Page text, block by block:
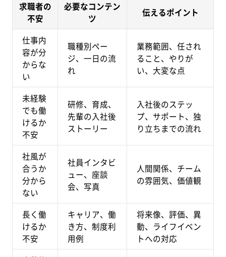
求職者の
不安
必要なコンテン
ツ
伝えるポイント
仕事内
容が分
からな
い
職種別ペー
ジ、一日の流
れ
業務範囲、任され
ること、やりが
い、大変な点
未経験
でも働
けるか
不安
研修、育成、
先輩の入社後
ストーリー
入社後のステッ
プ、サポート、独
り立ちまでの流れ
社風が
合うか
分から
ない
社員インタビ
ュー、座談
会、写真
人間関係、チーム
の雰囲気、価値観
長く働
けるか
不安
キャリア、働
き方、制度利
用例
将来像、評価、異
動、ライフイベン
トへの対応